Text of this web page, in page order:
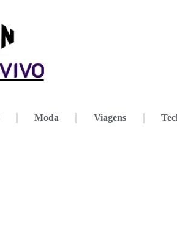
Moda Viagens